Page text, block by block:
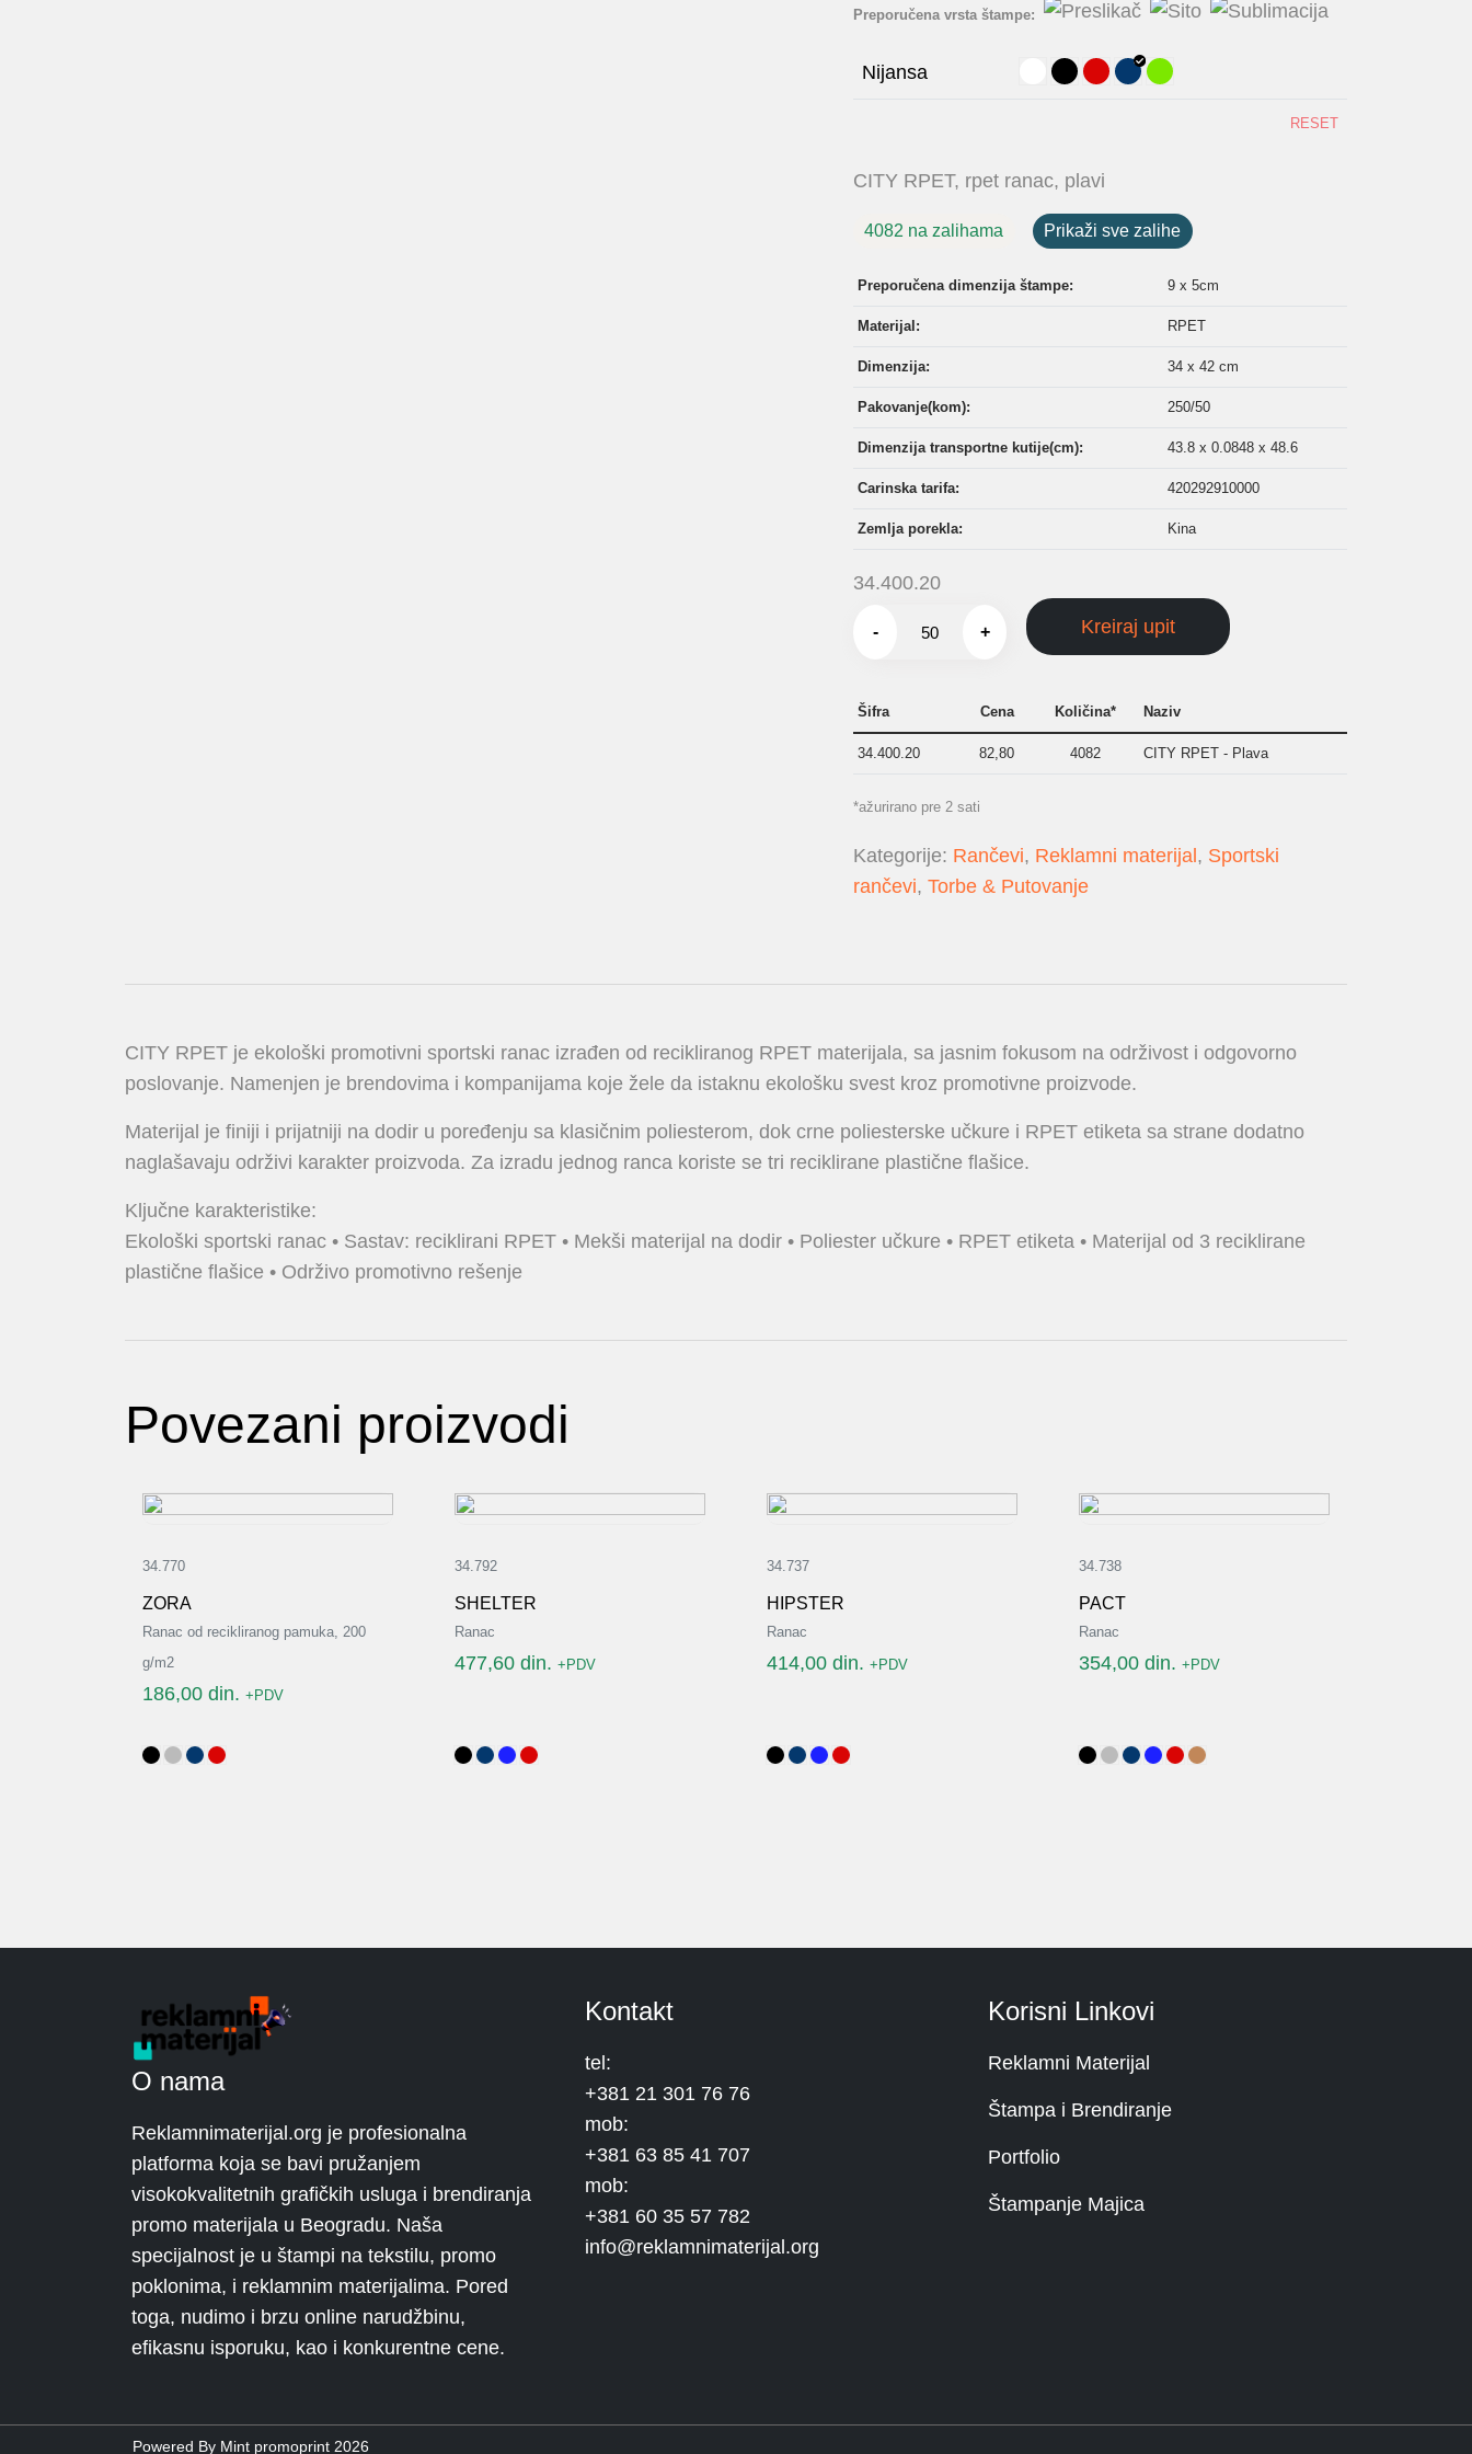
Preporučena vrsta štampe:
Nijansa
RESET
CITY RPET, rpet ranac, plavi
4082 na zalihama Prikaži sve zalihe
Preporučena dimenzija štampe: 9 x 5cm
Materijal: RPET
Dimenzija: 34 x 42 cm
Pakovanje(kom): 250/50
Dimenzija transportne kutije(cm): 43.8 x 0.0848 x 48.6
Carinska tarifa: 420292910000
Zemlja porekla: Kina
34.400.20
- + Kreiraj upit
Šifra Cena Količina* Naziv
34.400.20 82,80 4082 CITY RPET - Plava
*ažurirano pre 2 sati
Kategorije: Rančevi, Reklamni materijal , Sportski
rančevi, Torbe & Putovanje
CITY RPET je ekološki promotivni sportski ranac izrađen od recikliranog RPET materijala, sa jasnim fokusom na održivost i odgovorno
poslovanje. Namenjen je brendovima i kompanijama koje žele da istaknu ekološku svest kroz promotivne proizvode.
Materijal je finiji i prijatniji na dodir u poređenju sa klasičnim poliesterom, dok crne poliesterske učkure i RPET etiketa sa strane dodatno
naglašavaju održivi karakter proizvoda. Za izradu jednog ranca koriste se tri reciklirane plastične flašice.
Ključne karakteristike:
Ekološki sportski ranac • Sastav: reciklirani RPET • Mekši materijal na dodir • Poliester učkure • RPET etiketa • Materijal od 3 reciklirane
plastične flašice • Održivo promotivno rešenje
Povezani proizvodi
34.770
ZORA
Ranac od recikliranog pamuka, 200
g/m2
186,00 din. +PDV
34.792
SHELTER
Ranac
477,60 din. +PDV
34.737
HIPSTER
Ranac
414,00 din. +PDV
34.738
PACT
Ranac
354,00 din. +PDV
O nama
Reklamnimaterijal.org je profesionalna
platforma koja se bavi pružanjem
visokokvalitetnih grafičkih usluga i brendiranja
promo materijala u Beogradu. Naša
specijalnost je u štampi na tekstilu, promo
poklonima, i reklamnim materijalima. Pored
toga, nudimo i brzu online narudžbinu,
efikasnu isporuku, kao i konkurentne cene.
Kontakt
tel:
+381 21 301 76 76
mob:
+381 63 85 41 707
mob:
+381 60 35 57 782
info@reklamnimaterijal.org
Korisni Linkovi
Reklamni Materijal
Štampa i Brendiranje
Portfolio
Štampanje Majica
Powered By Mint promoprint 2026